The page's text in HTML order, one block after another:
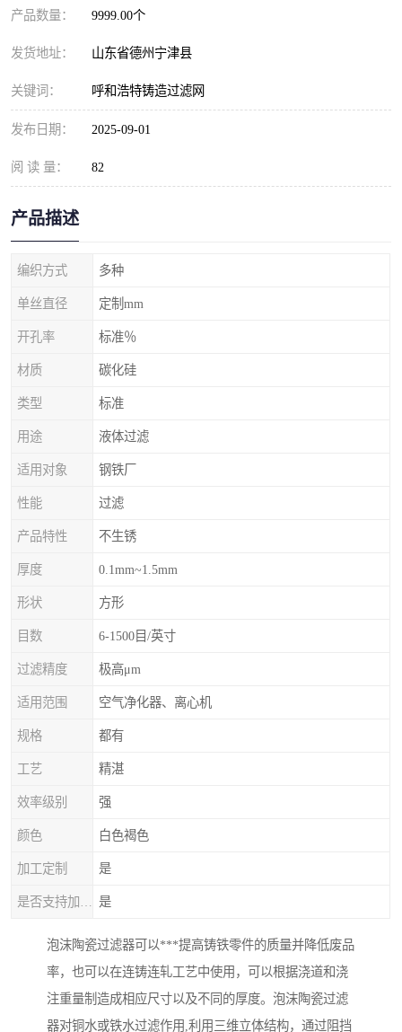
产品数量： 9999.00个
发货地址： 山东省德州宁津县
关键词： 呼和浩特铸造过滤网
发布日期： 2025-09-01
阅 读 量： 82
产品描述
编织方式 多种
单丝直径 定制mm
开孔率 标准％
材质 碳化硅
类型 标准
用途 液体过滤
适用对象 钢铁厂
性能 过滤
产品特性 不生锈
厚度 0.1mm~1.5mm
形状 方形
目数 6-1500目/英寸
过滤精度 极高μm
适用范围 空气净化器、离心机
规格 都有
工艺 精湛
效率级别 强
颜色 白色褐色
加工定制 是
是
泡沫陶瓷过滤器可以***提高铸铁零件的质量并降低废品
率，也可以在连铸连轧工艺中使用，可以根据浇道和浇
注重量制造成相应尺寸以及不同的厚度。泡沫陶瓷过滤
器对铜水或铁水过滤作用,利用三维立体结构，通过阻挡